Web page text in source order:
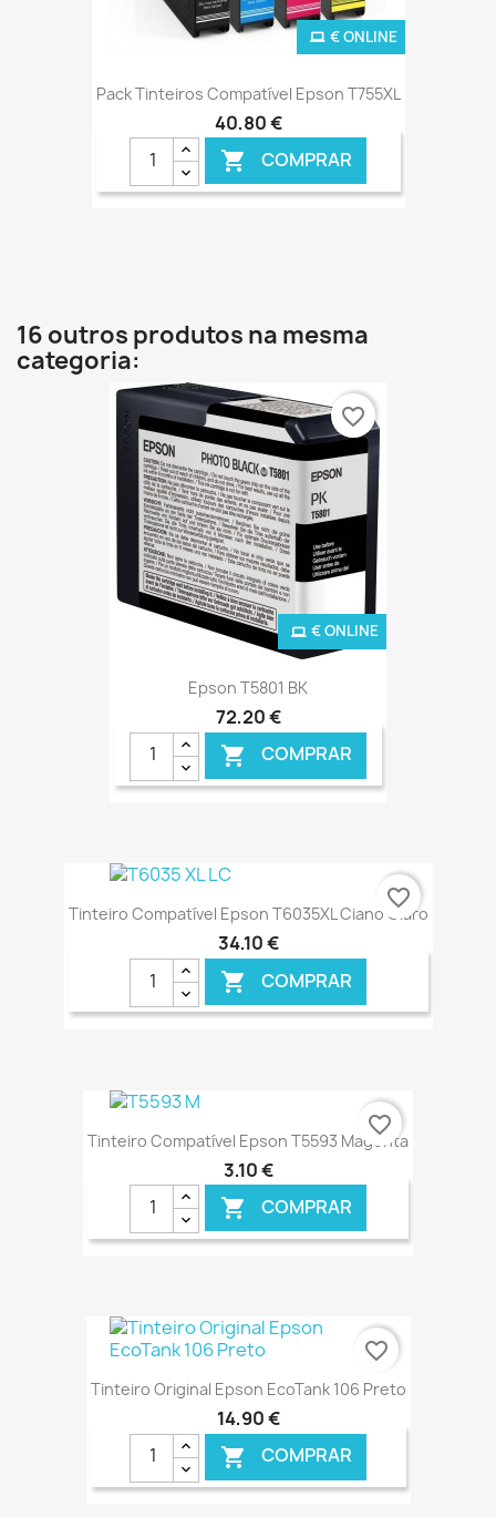
Pack Tinteiros Compatível Epson T755XL
40,80 €
 COMPRAR
€ ONLINE
16 outros produtos na mesma
categoria:
Epson T5801 BK
72,20 €
 COMPRAR
€ ONLINE
favorite_border
Tinteiro Compatível Epson T6035XL Ciano Claro
34,10 €
 COMPRAR
€ ONLINE
favorite_border
Tinteiro Compatível Epson T5593 Magenta
3,10 €
 COMPRAR
€ ONLINE
favorite_border
Tinteiro Original Epson EcoTank 106 Preto
14,90 €
 COMPRAR
favorite_border